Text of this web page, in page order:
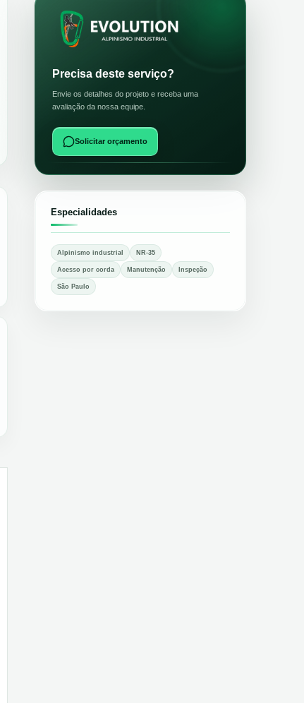
Precisa deste serviço?
Envie os detalhes do projeto e receba uma
avaliação da nossa equipe.
Solicitar orçamento
Especialidades
Alpinismo industrial NR-35
Acesso por corda Manutenção Inspeção
São Paulo